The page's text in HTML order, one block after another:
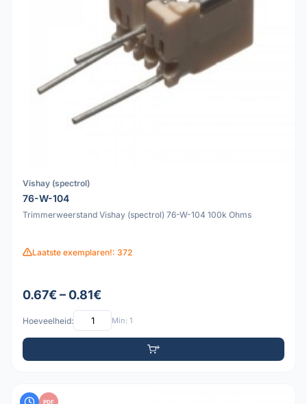
Vishay (spectrol)
76-W-104
Trimmerweerstand Vishay (spectrol) 76-W-104 100k Ohms
Laatste exemplaren!: 372
0.67€ – 0.81€
Hoeveelheid: Min: 1
PDF